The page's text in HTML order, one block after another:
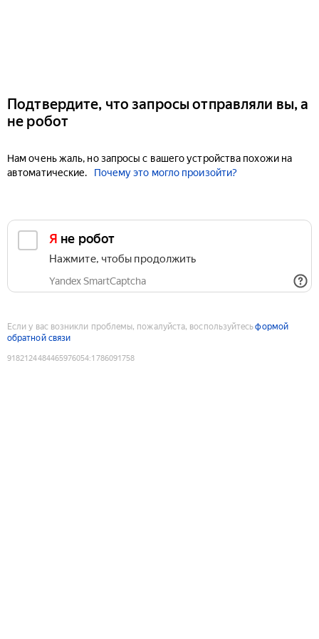
Подтвердите, что запросы отправляли вы, а
не робот
Нам очень жаль, но запросы с вашего устройства похожи на
автоматические.
Почему это могло произойти?
Я не робот
Нажмите, чтобы продолжить
Yandex SmartCaptcha
Если у вас возникли проблемы, пожалуйста, воспользуйтесьформой
обратной связи
9182124484465976054:1786091758